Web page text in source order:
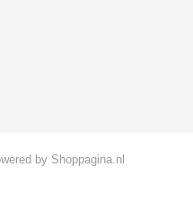
by Shoppagina.nl